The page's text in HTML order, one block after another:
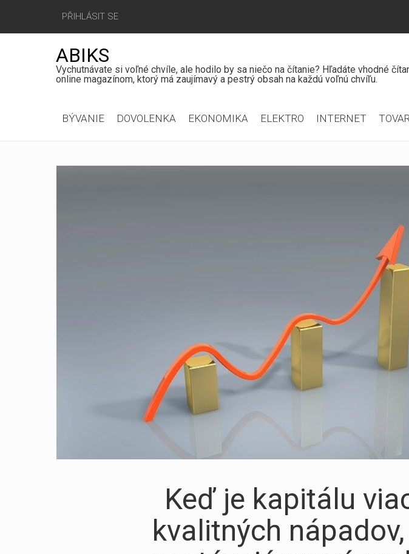
PŘIHLÁSIT SE
ABIKS
Vychutnávate si voľné chvíle, ale hodilo by sa niečo na čítanie? Hľadáte vhodné
online magazínom, ktorý má zaujímavý a pestrý obsah na každú voľnú chvíľu.
menu
BÝVANIE DOVOLENKA EKONOMIKA ELEKTRO INTERNET
Keď je kapitálu
kvalitných